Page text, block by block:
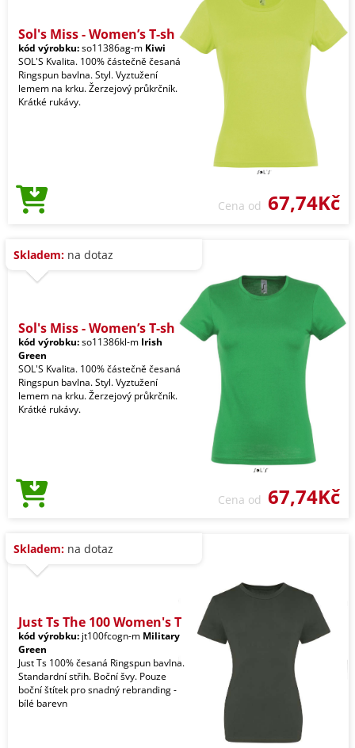
Sol's Miss - Women’s T-sh
kód výrobku:so11386ag-m Kiwi
SOL'S Kvalita. 100% částečně česaná
Ringspun bavlna. Styl. Vyztužení
lemem na krku. Žerzejový průkrčník.
Krátké rukávy.
Cena od 67,74Kč
Skladem: na dotaz
Sol's Miss - Women’s T-sh
kód výrobku:so11386kl-m Irish
Green
SOL'S Kvalita. 100% částečně česaná
Ringspun bavlna. Styl. Vyztužení
lemem na krku. Žerzejový průkrčník.
Krátké rukávy.
Cena od 67,74Kč
Skladem: na dotaz
Just Ts The 100 Women's T
kód výrobku: jt100fcogn-m Military
Green
Just Ts 100% česaná Ringspun bavlna.
Standardní střih. Boční švy. Pouze
boční štítek pro snadný rebranding -
bílé barevn